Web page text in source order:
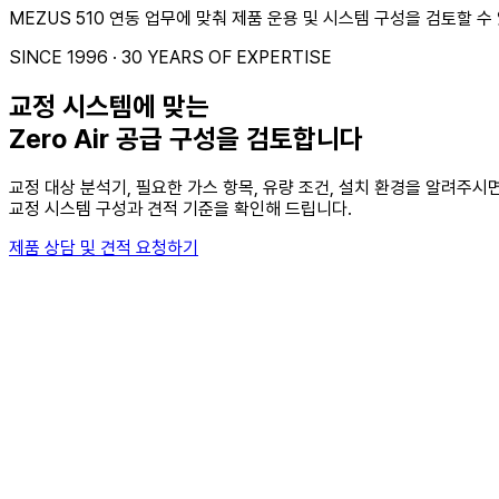
MEZUS 510 연동 업무에 맞춰 제품 운용 및 시스템 구성을 검토할 수
SINCE 1996 · 30 YEARS OF EXPERTISE
교정 시스템에 맞는
Zero Air 공급 구성을 검토합니다
교정 대상 분석기, 필요한 가스 항목, 유량 조건, 설치 환경을 알려주시
교정 시스템 구성과 견적 기준을 확인해 드립니다.
제품 상담 및 견적 요청하기